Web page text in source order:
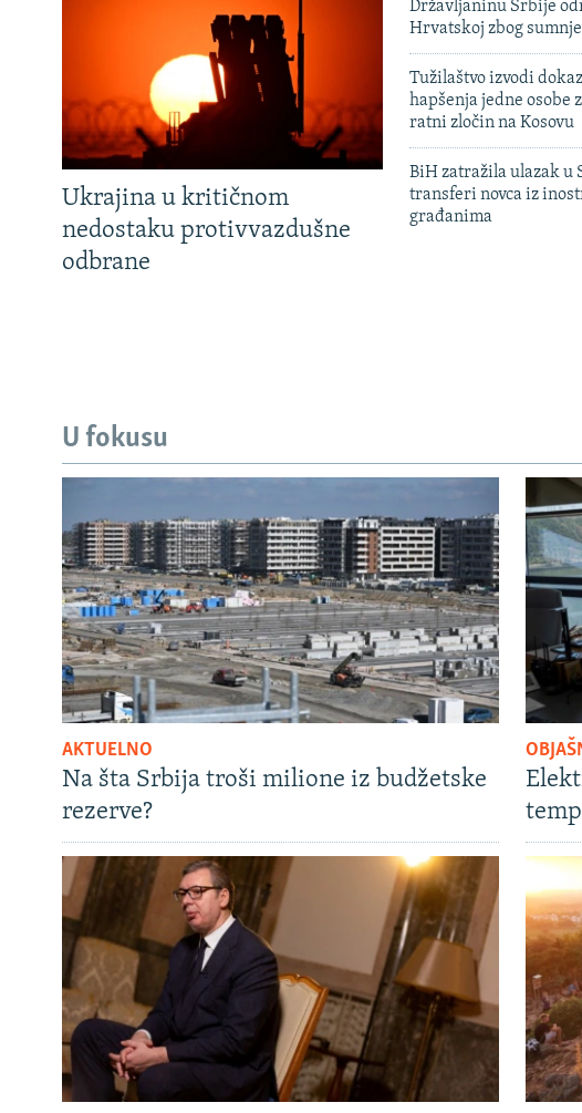
Ukrajina u kritičnom
nedostaku protivvazdušne
odbrane
Državljaninu Srbije
Hrvatskoj zbog
Tužilaštvo izvodi
hapšenja jedne osobe
ratni zločin na Kosovu
BiH zatražila ulazak u
transferi novca iz
građanima
U fokusu
AKTUELNO
Na šta Srbija troši milione iz budžetske
rezerve?